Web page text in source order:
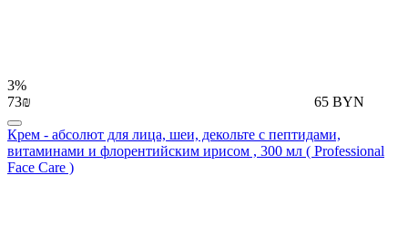
3%
73₪
65 BYN
Крем - абсолют для лица, шеи, декольте с пептидами,
витаминами и флорентийским ирисом , 300 мл ( Professional
Face Care )